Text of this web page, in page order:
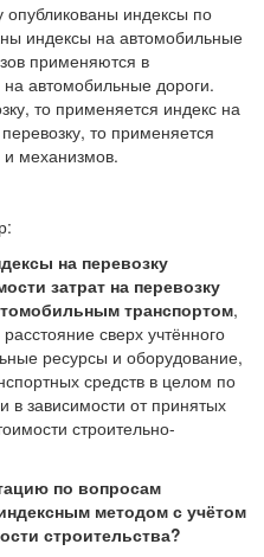
индексы по
индексы на автомобильные
применяются в
автомобильные дороги.
то применяется индекс на
то применяется
механизмов.
на перевозку
затрат на перевозку
транспортом,
сверх учтённого
ресурсы и оборудование,
средств в целом по
зависимости от принятых
строительно-
по вопросам
методом с учётом
строительства?